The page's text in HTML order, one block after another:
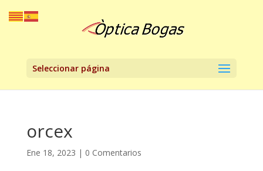
Seleccionar página
orcex
Ene 18, 2023 | 0 Comentarios